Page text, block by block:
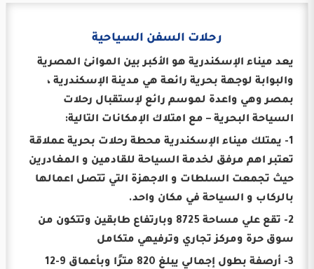
رحلات السفن السياحية
يعد ميناء الإسكندرية هو الأكبر بين الموانئ المصرية
والبوابة لوجهة بحرية رائعة هي مدينة الإسكندرية ،
بمصر وهي واعدة لموسم رائع لإستقبال رحلات
السياحة البحرية – مع امتلاك الإمكانات التالية:
1- يمتلك ميناء الإسكندرية محطة رحلات بحرية عملاقة
تعتبر اهم مرفق لخدمة السياحة للقادمين و المغادرين
حيث تجمعت السلطات و الاجهزة التي تتصل اعمالها
بالركاب و السياحة في مكان واحد.
2- تقع علي مساحة 8725 وبارتفاع طابقين وتتكون من
سوق حرة ومركز تجاري وترفيهي متكامل
3- أرصفة بطول إجمالي يبلغ 820 مترًا وبأعماق 9-12